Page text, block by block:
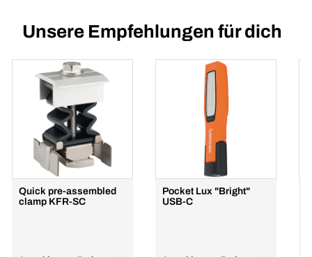
Unsere Empfehlungen für dich
Quick pre-assembled
clamp KFR-SC
Pocket Lux "Bright"
USB-C